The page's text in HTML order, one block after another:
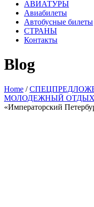
АВИАТУРЫ
Авиабилеты
Автобусные билеты
СТРАНЫ
Контакты
Blog
Home /
МОЛОДЕЖНЫЙ ОТДЫХ
«Императорский